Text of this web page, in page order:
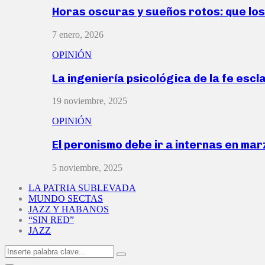
Horas oscuras y sueños rotos: que
7 enero, 2026
OPINIÓN
La ingeniería psicológica de la fe
19 noviembre, 2025
OPINIÓN
El peronismo debe ir a internas en
5 noviembre, 2025
LA PATRIA SUBLEVADA
MUNDO SECTAS
JAZZ Y HABANOS
“SIN RED”
JAZZ
Search
for:
Search